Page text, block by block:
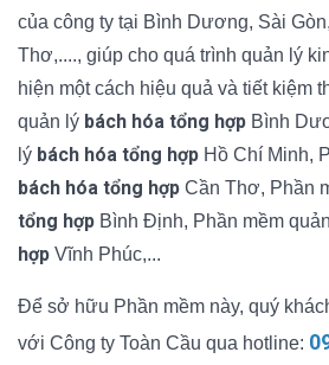
của công ty tại Bình Dương, Sài
Thơ,...., giúp cho quá trình quản lý
hiện một cách hiệu quả và tiết kiệm
quản lý bách hóa tổng hợp Bình
lý bách hóa tổng hợp Hồ Chí Minh,
bách hóa tổng hợp Cần Thơ, Phần
tổng hợp Bình Định, Phần mềm
hợp Vĩnh Phúc,...
Để sở hữu Phần mềm này, quý
với Công ty Toàn Cầu qua hotline: